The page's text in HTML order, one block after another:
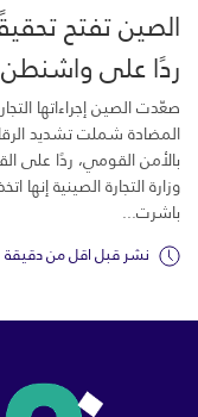
الصين تفتح
ردًا على واشنطن
صعّدت الصين إجراءاتها
المضادة شملت تشديد
بالأمن القومي، ردًا على
وزارة التجارة الصينية
باشرت...
نشر قبل اقل من دقيقة